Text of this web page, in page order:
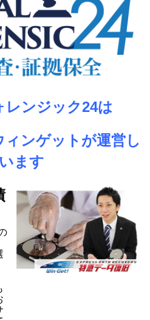
レンジック24は
ィンゲットが運営し
ます